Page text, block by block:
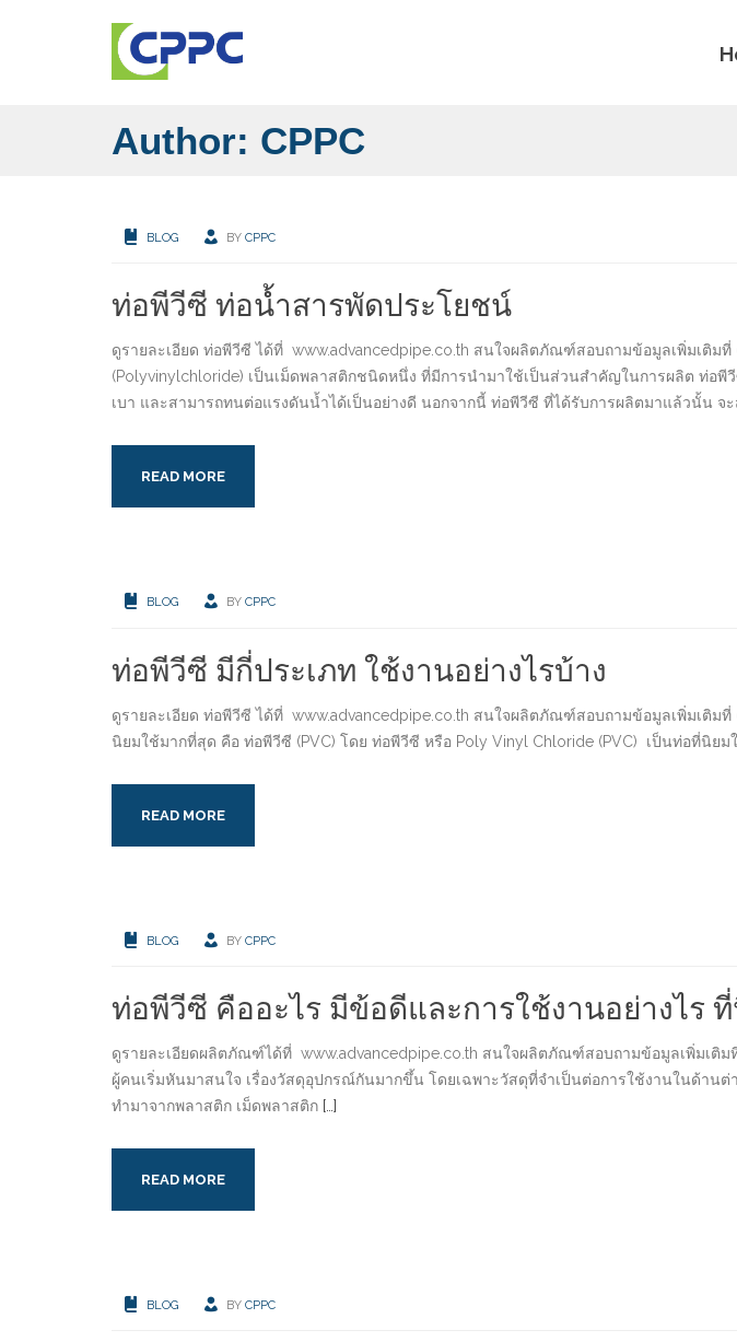
Author: CPPC
BLOG BY CPPC
ท่อพีวีซี ท่อน้ำสารพัดประโยชน์
ดูรายละเอียด ท่อพีวีซี ได้ที่ www.advancedpipe.co.th สนใจผลิตภัณฑ์สอบถามข้อมูลเพิ่มเติม
(Polyvinylchloride) เป็นเม็ดพลาสติกชนิดหนึ่ง ที่มีการนำมาใช้เป็นส่วนสำคัญในการผลิต ท่
เบา และสามารถทนต่อแรงดันน้ำได้เป็นอย่างดี นอกจากนี้ ท่อพีวีซี ที่ได้รับการผลิตมาแล้วนั้น
READ MORE
BLOG BY CPPC
ท่อพีวีซี มีกี่ประเภท ใช้งานอย่างไรบ้าง
ดูรายละเอียด ท่อพีวีซี ได้ที่ www.advancedpipe.co.th สนใจผลิตภัณฑ์สอบถามข้อมูลเพิ่มเติ
นิยมใช้มากที่สุด คือ ท่อพีวีซี (PVC) โดย ท่อพีวีซี หรือ Poly Vinyl Chloride (PVC) เป็นท่อที่นิย
READ MORE
BLOG BY CPPC
ท่อพีวีซี คืออะไร มีข้อดีและการใช้งานอย่างไร
ดูรายละเอียดผลิตภัณฑ์ได้ที่ www.advancedpipe.co.th สนใจผลิตภัณฑ์สอบถามข้อมูลเพิ่มเติ
ผู้คนเริ่มหันมาสนใจ เรื่องวัสดุอุปกรณ์กันมากขึ้น โดยเฉพาะวัสดุที่จำเป็นต่อการใช้งานในด้าน
ทำมาจากพลาสติก เม็ดพลาสติก […]
READ MORE
BLOG BY CPPC